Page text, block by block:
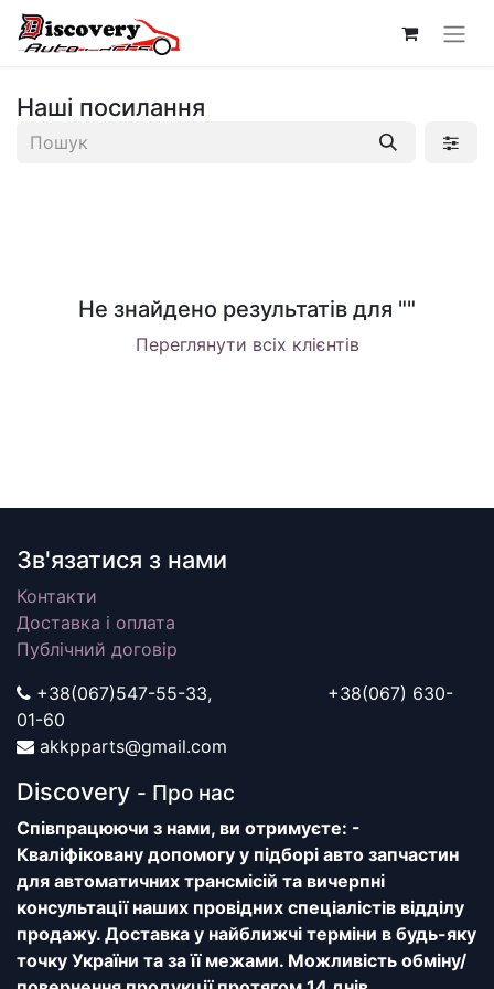
Наші посилання
Не знайдено результатів для ""
Переглянути всіх клієнтів
Зв'язатися з нами
Контакти
Доставка і оплата
Публічний договір
+38(067)547-55-33, +38(067) 630-
01-60
akkpparts@gmail.com
Discovery - Про нас
Співпрацюючи з нами, ви отримуєте: -
Кваліфіковану допомогу у підборі авто запчастин
для автоматичних трансмісій та вичерпні
консультації наших провідних спеціалістів відділу
продажу. Доставка у найближчі терміни в будь-яку
точку України та за її межами. Можливість обміну/